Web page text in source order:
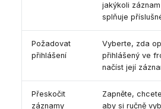
jakýkoli
splňuje
Požadovat
přihlášení
Vyberte, zda
přihlášený ve
načíst její
Přeskočit
záznamy
Zapněte,
aby si ručně